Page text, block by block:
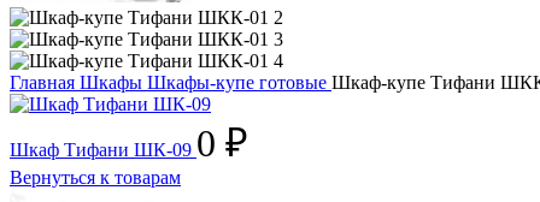
Главная Шкафы Шкафы-купе готовые Шкаф-купе Тифани
Шкаф Тифани ШК-09 0 ₽
Вернуться к товарам